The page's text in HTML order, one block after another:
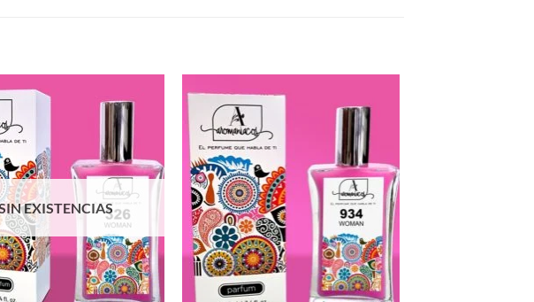
EXISTENCIAS